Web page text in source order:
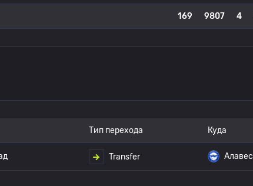
169 9807 4
Тип перехода Куда
Transfer Алавес